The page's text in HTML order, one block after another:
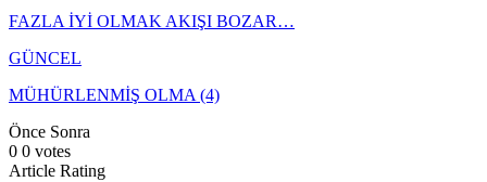
FAZLA İYİ OLMAK AKIŞI BOZAR…
GÜNCEL
MÜHÜRLENMİŞ OLMA (4)
Önce Sonra
0 0 votes
Article Rating